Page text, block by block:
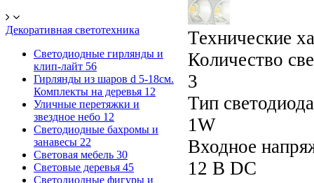
Декоративная светотехника
Светодиодные гирлянды и
клип-лайт 56
Гирлянды из шаров d 5-18cм.
Комплекты на деревья 12
Уличные перетяжки и
звездное небо 12
Светодиодные бахромы и
занавесы 22
Световая мебель 30
Световые деревья 45
Светодиодные фигуры и
Технические
Количество
3
Тип
1W
Входное
12 В DC